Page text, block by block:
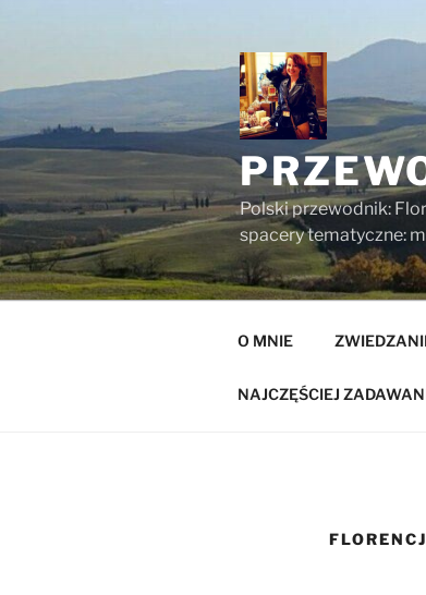
Polski przewodnik:
spacery tematyczne:
O MNIE
NAJCZĘŚCIEJ